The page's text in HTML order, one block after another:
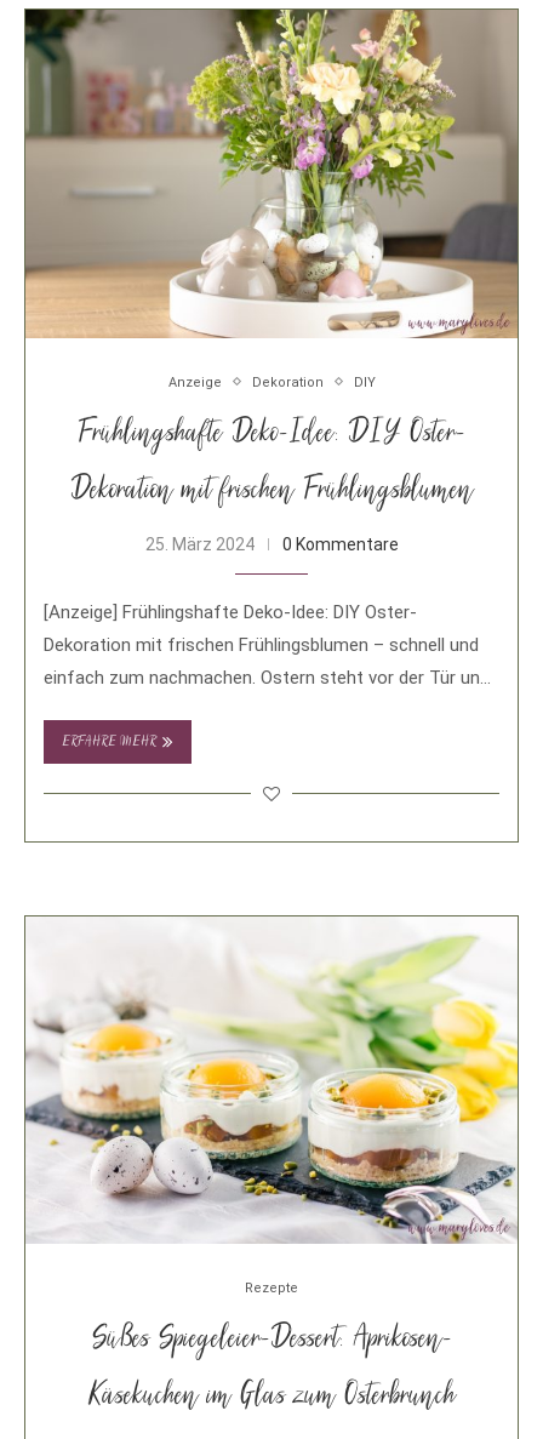
Anzeige Dekoration DIY
Frühlingshafte Deko-Idee: DIY Oster-
Dekoration mit frischen Frühlingsblumen
25. März 2024 0 Kommentare
[Anzeige] Frühlingshafte Deko-Idee: DIY Oster-
Dekoration mit frischen Frühlingsblumen – schnell und
einfach zum nachmachen. Ostern steht vor der Tür und
ERFAHRE MEHR
Rezepte
Süßes Spiegeleier-Dessert: Aprikosen-
Käsekuchen im Glas zum Osterbrunch